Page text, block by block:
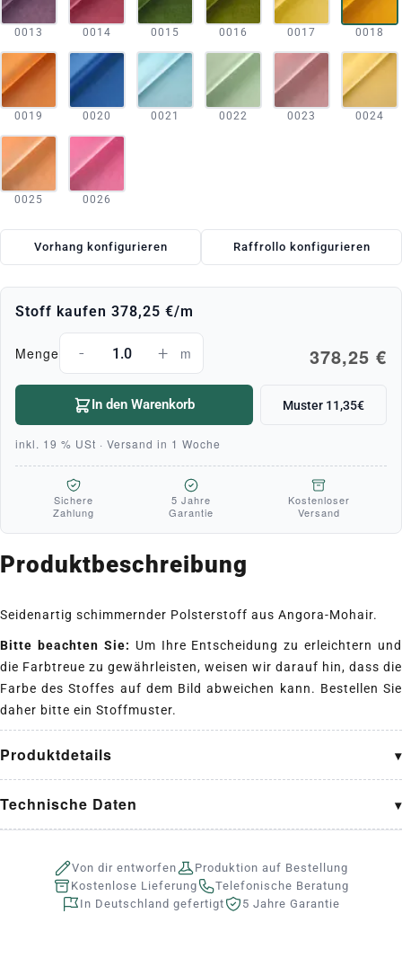
0013 0014 0015 0016 0017 0018
0019 0020 0021 0022 0023 0024
0025 0026
Vorhang konfigurieren Raffrollo konfigurieren
Stoff kaufen 378,25 €/m
Menge - + m 378,25 €
In den Warenkorb Muster 11,35€
inkl. 19 % USt · Versand in 1 Woche
Sichere
Zahlung
5 Jahre
Garantie
Kostenloser
Versand
Produktbeschreibung
Seidenartig schimmernder Polsterstoff aus Angora-Mohair.
Bitte beachten Sie: Um Ihre Entscheidung zu erleichtern und
die Farbtreue zu gewährleisten, weisen wir darauf hin, dass die
Farbe des Stoffes auf dem Bild abweichen kann. Bestellen Sie
daher bitte ein Stoffmuster.
Produktdetails
Technische Daten
Von dir entworfen
Produktion auf Bestellung
Kostenlose Lieferung
Telefonische Beratung
In Deutschland gefertigt
5 Jahre Garantie